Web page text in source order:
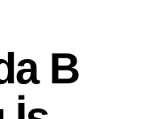
B